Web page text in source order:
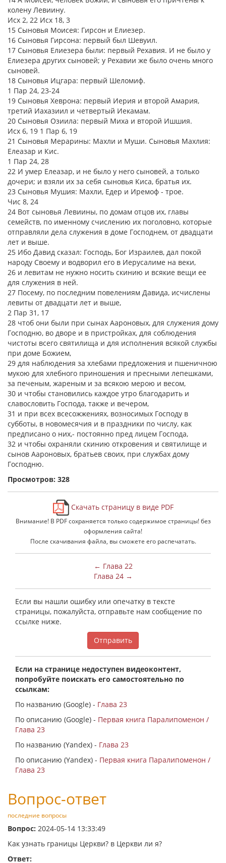
колену Левиину.
Исх 2, 22 Исх 18, 3
15 Сыновья Моисея: Гирсон и Елиезер.
16 Сыновья Гирсона: первый был Шевуил.
17 Сыновья Елиезера были: первый Рехавия. И не было у
Елиезера других сыновей; у Рехавии же было очень много
сыновей.
18 Сыновья Ицгара: первый Шеломиф.
1 Пар 24, 23-24
19 Сыновья Хеврона: первый Иерия и второй Амария,
третий Иахазиил и четвертый Иекамам.
20 Сыновья Озиила: первый Миха и второй Ишшия.
Исх 6, 19 1 Пар 6, 19
21 Сыновья Мерарины: Махли и Муши. Сыновья Махлия:
Елеазар и Кис.
1 Пар 24, 28
22 И умер Елеазар, и не было у него сыновей, а только
дочери; и взяли их за себя сыновья Киса, братья их.
23 Сыновья Мушия: Махли, Едер и Иремоф - трое.
Чис 8, 24
24 Вот сыновья Левиины, по домам отцов их, главы
семейств, по именному счислению их поголовно, которые
отправляли дела служения в доме Господнем, от двадцати
лет и выше.
25 Ибо Давид сказал: Господь, Бог Израилев, дал покой
народу Своему и водворил его в Иерусалиме на веки,
26 и левитам не нужно носить скинию и всякие вещи ее
для служения в ней.
27 Посему, по последним повелениям Давида, исчислены
левиты от двадцати лет и выше,
2 Пар 31, 17
28 чтоб они были при сынах Аароновых, для служения дому
Господню, во дворе и в пристройках, для соблюдения
чистоты всего святилища и для исполнения всякой службы
при доме Божием,
29 для наблюдения за хлебами предложения и пшеничною
мукою для хлебного приношения и пресными лепешками,
за печеным, жареным и за всякою мерою и весом,
30 и чтобы становились каждое утро благодарить и
славословить Господа, также и вечером,
31 и при всех всесожжениях, возносимых Господу в
субботы, в новомесячия и в праздники по числу, как
предписано о них,- постоянно пред лицем Господа,
32 и чтобы охраняли скинию откровения и святилище и
сынов Аароновых, братьев своих, при службах дому
Господню.
Просмотров: 328
Скачать страницу в виде PDF
Внимание! В PDF сохраняется только содержимое страницы! без
оформления сайта!
После скачивания файла, вы сможете его распечатать.
← Глава 22
Глава 24 →
Если вы нашли ошибку или опечатку в тексте
страницы, пожалуйста, отправьте нам сообщение по
ссылке ниже.
Отправить
Если на странице недоступен видеоконтент,
попробуйте поискать его самостоятельно по
ссылкам:
По названию (Google) - Глава 23
По описанию (Google) - Первая книга Паралипоменон /
Глава 23
По названию (Yandex) - Глава 23
По описанию (Yandex) - Первая книга Паралипоменон /
Глава 23
Вопрос-ответ
последние вопросы
Вопрос: 2024-05-14 13:33:49
Как узнать границы Церкви? в Церкви ли я?
Ответ: